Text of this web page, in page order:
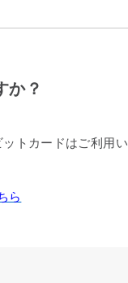
か？
トカードはご利用
ら